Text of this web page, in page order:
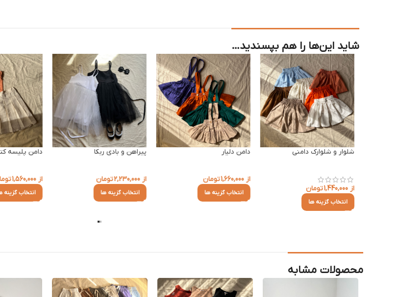
شاید این‌ها را هم بپسندید…
شلوار و شلوارک دامنی
از1,440,000تومان
انتخاب گزینه ها
دامن دلیار
از1,660,000تومان
انتخاب گزینه ها
پیراهن و بادی ربکا
از2,230,000تومان
انتخاب گزینه ها
دامن پلیسه
از 1,560,000
انتخاب گزینه
محصولات مشابه